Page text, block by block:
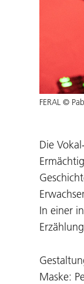
FERAL ©
Die
In einer
Maske: